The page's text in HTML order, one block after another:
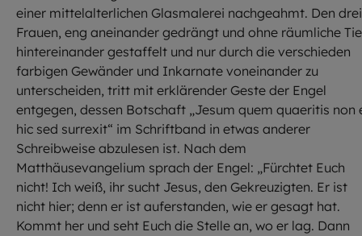
einer mittelalterlichen Glasmalerei nachgeahmt. Den drei
Frauen, eng aneinander gedrängt und ohne räumliche
hintereinander gestaffelt und nur durch die verschieden
farbigen Gewänder und Inkarnate voneinander zu
unterscheiden, tritt mit erklärender Geste der Engel
entgegen, dessen Botschaft „Jesum quem quaeritis non
hic sed surrexit“ im Schriftband in etwas anderer
Schreibweise abzulesen ist. Nach dem
Matthäusevangelium sprach der Engel: „Fürchtet Euch
nicht! Ich weiß, ihr sucht Jesus, den Gekreuzigten. Er ist
nicht hier; denn er ist auferstanden, wie er gesagt hat.
Kommt her und seht Euch die Stelle an, wo er lag. Dann